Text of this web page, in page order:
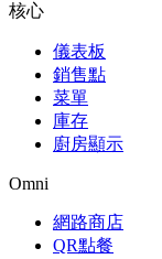
核心
儀表板
銷售點
菜單
庫存
廚房顯示
Omni
網路商店
QR點餐